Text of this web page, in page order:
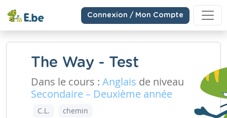
Connexion / Mon Compte
The Way - Test
Dans le cours : Anglais de niveau
Secondaire – Deuxième année
C.L.
chemin